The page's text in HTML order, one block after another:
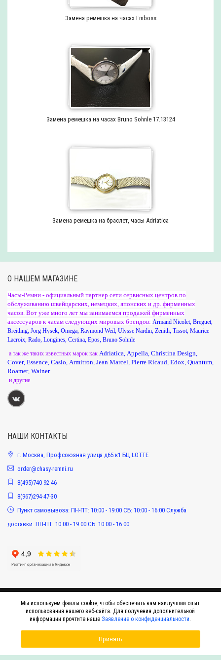
Замена ремешка на часах Emboss
Замена ремешка на часах Bruno Sohnle 17.13124
Замена ремешка на браслет, часы Adriatica
О НАШЕМ МАГАЗИНЕ
Часы-Ремни - официальный партнер сети сервисных центров по
обслуживанию швейцарских, немецких, японских и др. фирменных
часов. Вот уже много лет мы занимаемся продажей фирменных
аксессуаров к часам следующих мировых брендов: Armand Nicolet Breguet
Breitling Jorg Hysek Omega Raymond Weil Ulysse Nardin Zenith Tissot Maurice
Lacroix Rado Longines Certina Epos Bruno Sohnle
а так же таких известных марок как Adriatica Appella Christina Design
Cover, Essence Casio Armitron Jean Marcel Pierre Ricaud Edox Quantum
Roamer, Wainer
и другие
НАШИ КОНТАКТЫ
г. Москва, Профсоюзная улица д65 к1 БЦ LOTTE
order@chasy-remni.ru
8(495)740-92-46
8(967)294-47-30
Пункт самовывоза: ПН-ПТ: 10:00 - 19:00 СБ: 10:00 - 16:00 Служба
доставки: ПН-ПТ: 10:00 - 19:00 СБ: 10:00 - 16:00
© 2015-2026 Интернет-магазин оригинальных аксессуаров к наручным часам
Мы используем файлы cookie, чтобы обеспечить вам наилучший опыт
использования нашего веб-сайта. Для получения дополнительной
информации прочтите наше Заявление о конфиденциальности.
Принять